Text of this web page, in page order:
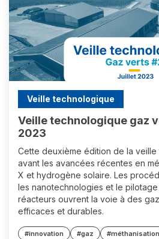
Veille technologique
Veille technologique gaz
2023
Cette deuxième édition de la
avant les avancées récentes en
X et hydrogène solaire. Les
les nanotechnologies et le
réacteurs ouvrent la voie à des
efficaces et durables.
#innovation #gaz #méthanisation